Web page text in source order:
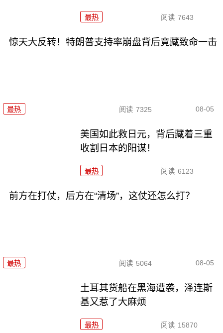
最热 阅读 7643
惊天大反转！特朗普支持率崩盘背后竟藏致命一击
最热 阅读 7325 08-05
美国如此救日元，背后藏着三重
收割日本的阳谋！
最热 阅读 6123
前方在打仗，后方在“清场”，这仗还怎么打？
最热 阅读 5064 08-05
土耳其货船在黑海遭袭，泽连斯
基又惹了大麻烦
最热 阅读 15870